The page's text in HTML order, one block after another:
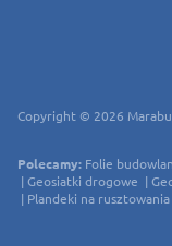
Copyright © 2026
Polecamy: Folie
Geosiatki drogowe
Plandeki na rusztowania